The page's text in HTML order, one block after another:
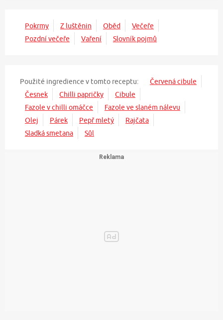
Pokrmy Z luštěnin Oběd
Večeře
Pozdní večeře
Vaření Slovník pojmů
Použité ingredience v tomto receptu:
Červená cibule
Česnek
Chilli papričky
Cibule
Fazole v chilli omáčce
Fazole ve slaném nálevu
Olej
Párek Pepř mletý
Rajčata
Sladká smetana
Sůl